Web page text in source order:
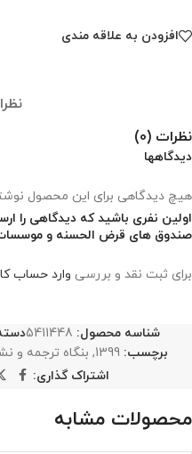
افزودن به علاقه مندی
نظرات (0)
دیدگاهها
هیچ دیدگاهی برای این محصول
اولین نفری باشید که دیدگاهی را
صندوق های قرض الحسنه و
برای ثبت نقد و بررسی وارد حساب
شناسه محصول: 5411448
برچسب: 1399
, بنگاه ترجمه و
اشتراک گذاری:
محصولات مشابه